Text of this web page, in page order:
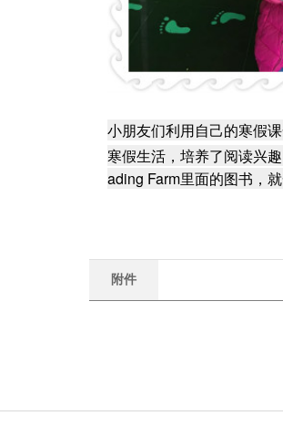
小朋友们利用自己的寒假
寒假生活，培养了阅读兴
ading Farm里面的图书，
附件